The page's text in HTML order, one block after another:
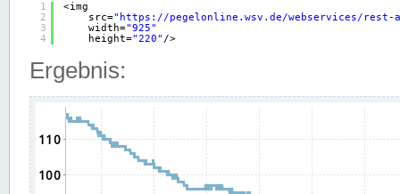
1
2
3
4
<img
src=" https://pegelonline.wsv.de/webservices/rest-
width="925"
height="220" />
Ergebnis: